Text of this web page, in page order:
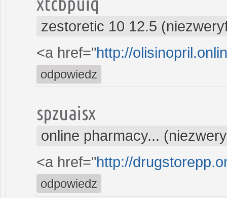
zestoretic 10 12.5
<a href="http://
odpowiedz
spzuaisx
online pharmacy...
<a href="http://
odpowiedz